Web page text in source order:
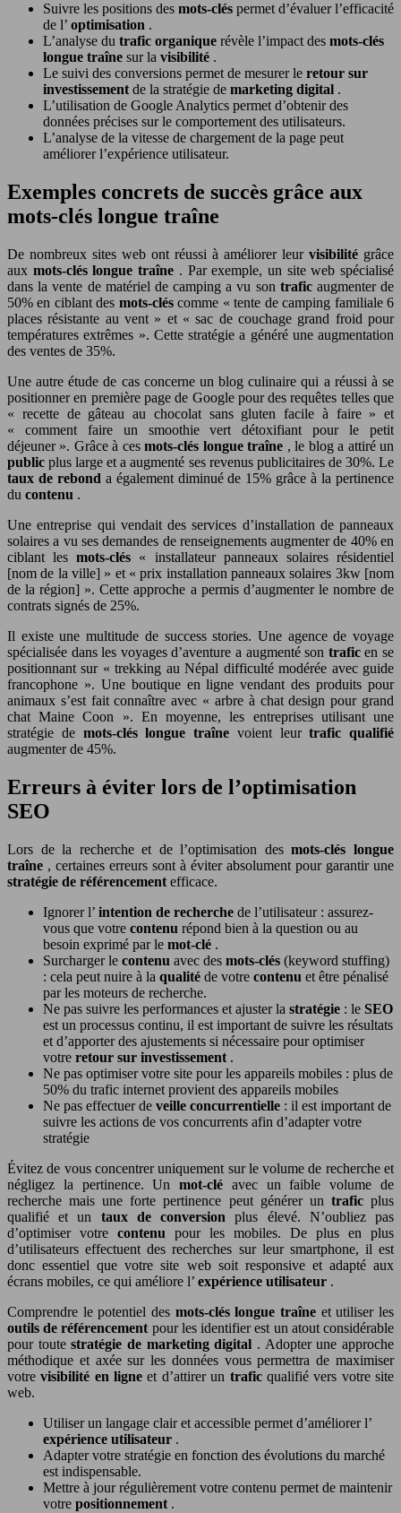
Suivre les positions des mots-clés permet d’évaluer l’efficacité
de l’ optimisation .
L’analyse du trafic organique révèle l’impact des mots-clés
longue traîne sur la visibilité .
Le suivi des conversions permet de mesurer le retour sur
investissement de la stratégie de marketing digital .
L’utilisation de Google Analytics permet d’obtenir des
données précises sur le comportement des utilisateurs.
L’analyse de la vitesse de chargement de la page peut
améliorer l’expérience utilisateur.
Exemples concrets de succès grâce aux
mots-clés longue traîne
De nombreux sites web ont réussi à améliorer leur visibilité grâce
aux mots-clés longue traîne . Par exemple, un site web spécialisé
dans la vente de matériel de camping a vu son trafic augmenter de
50% en ciblant des mots-cléscomme « tente de camping familiale 6
places résistante au vent » et « sac de couchage grand froid pour
températures extrêmes ». Cette stratégie a généré une augmentation
des ventes de 35%.
Une autre étude de cas concerne un blog culinaire qui a réussi à se
positionner en première page de Google pour des requêtes telles que
« recette de gâteau au chocolat sans gluten facile à faire » et
« comment faire un smoothie vert détoxifiant pour le petit
déjeuner ». Grâce à cesmots-clés longue traîne , le blog a attiré un
publicplus large et a augmenté ses revenus publicitaires de 30%. Le
taux de rebond a également diminué de 15% grâce à la pertinence
du contenu .
Une entreprise qui vendait des services d’installation de panneaux
solaires a vu ses demandes de renseignements augmenter de 40% en
ciblant lesmots-clés « installateur panneaux solaires résidentiel
[nom de la ville] » et « prix installation panneaux solaires 3kw [nom
de la région] ». Cette approche a permis d’augmenter le nombre de
contrats signés de 25%.
Il existe une multitude de success stories. Une agence de voyage
spécialisée dans les voyages d’aventure a augmenté son traficen se
positionnant sur « trekking au Népal difficulté modérée avec guide
francophone ». Une boutique en ligne vendant des produits pour
animaux s’est fait connaître avec « arbre à chat design pour grand
chat Maine Coon ». En moyenne, les entreprises utilisant une
stratégie de mots-clés longue traîne voient leurtrafic qualifié
augmenter de 45%.
Erreurs à éviter lors de l’optimisation
SEO
Lors de la recherche et de l’optimisation desmots-clés longue
traîne , certaines erreurs sont à éviter absolument pour garantir une
stratégie de référencement efficace.
Ignorer l’ intention de recherche de l’utilisateur : assurez-
vous que votre contenu répond bien à la question ou au
besoin exprimé par le mot-clé .
Surcharger le contenu avec des mots-clés (keyword stuffing)
: cela peut nuire à la qualité de votre contenu et être pénalisé
par les moteurs de recherche.
Ne pas suivre les performances et ajuster la stratégie : le SEO
est un processus continu, il est important de suivre les résultats
et d’apporter des ajustements si nécessaire pour optimiser
votre retour sur investissement .
Ne pas optimiser votre site pour les appareils mobiles : plus de
50% du trafic internet provient des appareils mobiles
Ne pas effectuer de veille concurrentielle : il est important de
suivre les actions de vos concurrents afin d’adapter votre
stratégie
Évitez de vous concentrer uniquement sur le volume de recherche et
négligez la pertinence. Unmot-clé avec un faible volume de
recherche mais une forte pertinence peut générer un traficplus
qualifié et un taux de conversionplus élevé. N’oubliez pas
d’optimiser votre contenu pour les mobiles. De plus en plus
d’utilisateurs effectuent des recherches sur leur smartphone, il est
donc essentiel que votre site web soit responsive et adapté aux
écrans mobiles, ce qui améliore l’ expérience utilisateur .
Comprendre le potentiel des mots-clés longue traîne et utiliser les
outils de référencement pour les identifier est un atout considérable
pour toutestratégie de marketing digital . Adopter une approche
méthodique et axée sur les données vous permettra de maximiser
votrevisibilité en ligneet d’attirer un trafic qualifié vers votre site
web.
Utiliser un langage clair et accessible permet d’améliorer l’
expérience utilisateur .
Adapter votre stratégie en fonction des évolutions du marché
est indispensable.
Mettre à jour régulièrement votre contenu permet de maintenir
votre positionnement .